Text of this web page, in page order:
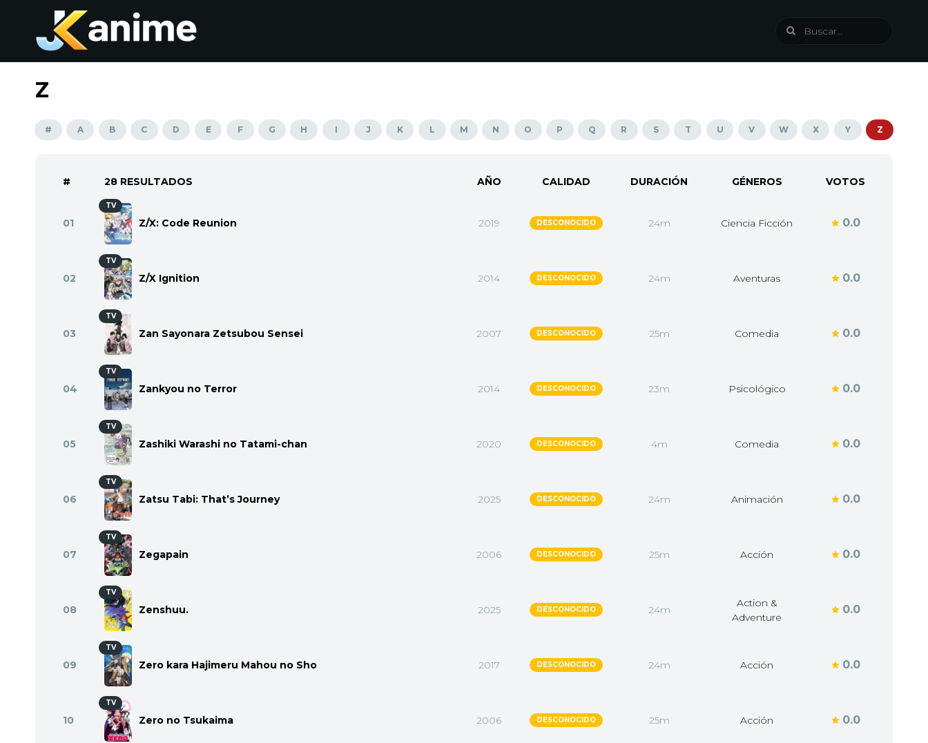
Z
# A B C D E F G H I J K L M N O P Q R S T U V W X Y Z
# 28 RESULTADOS AÑO CALIDAD DURACIÓN GÉNEROS VOTOS
01
TV
Z/X: Code Reunion 2019 DESCONOCIDO 24m Ciencia Ficción 0.0
02
TV
Z/X Ignition 2014 DESCONOCIDO 24m Aventuras 0.0
03
TV
Zan Sayonara Zetsubou Sensei 2007 DESCONOCIDO 25m Comedia 0.0
04
TV
Zankyou no Terror 2014 DESCONOCIDO 23m Psicológico 0.0
05
TV
Zashiki Warashi no Tatami-chan 2020 DESCONOCIDO 4m Comedia 0.0
06
TV
Zatsu Tabi: That’s Journey 2025 DESCONOCIDO 24m Animación 0.0
07
TV
Zegapain 2006 DESCONOCIDO 25m Acción 0.0
08
TV
Zenshuu. 2025 DESCONOCIDO 24m
Action &
Adventure
0.0
09
TV
Zero kara Hajimeru Mahou no Sho 2017 DESCONOCIDO 24m Acción 0.0
10
TV
Zero no Tsukaima 2006 DESCONOCIDO 25m Acción 0.0